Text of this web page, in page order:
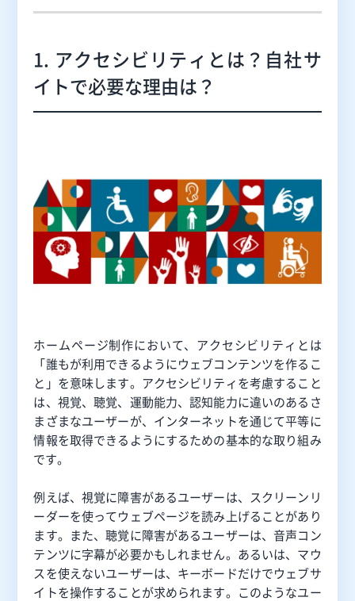
1. アクセシビリティとは？自社サ
イトで必要な理由は？
ホームページ制作において、アクセシビリティとは
「誰もが利用できるようにウェブコンテンツを作るこ
と」を意味します。アクセシビリティを考慮すること
は、視覚、聴覚、運動能力、認知能力に違いのあるさ
まざまなユーザーが、インターネットを通じて平等に
情報を取得できるようにするための基本的な取り組み
です。
例えば、視覚に障害があるユーザーは、スクリーンリ
ーダーを使ってウェブページを読み上げることがあり
ます。また、聴覚に障害があるユーザーは、音声コン
テンツに字幕が必要かもしれません。あるいは、マウ
スを使えないユーザーは、キーボードだけでウェブサ
イトを操作することが求められます。このようなユー